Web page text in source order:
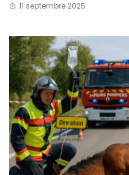
11 septembre 2025